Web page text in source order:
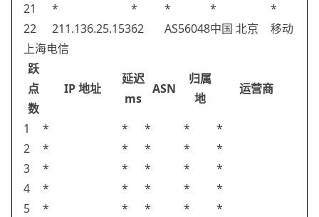
21
* * * *
*
22
211.136.25.15362 AS56048中国 北京
移动
上海电信
跃
点
数
IP 地址
延迟
ms
ASN
归属
地
运营商
1 * * * *
*
2
* * * *
*
3
* * * *
*
4
* * * *
*
5
* * * *
*